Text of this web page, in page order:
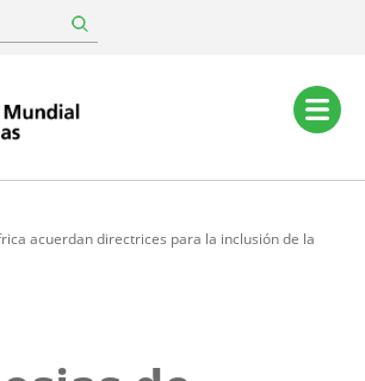
acuerdan directrices para la inclusión de la